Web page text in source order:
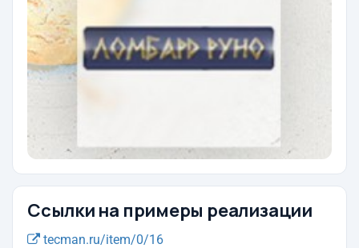
Ссылки на примеры реализации
tecman.ru/item/0/16